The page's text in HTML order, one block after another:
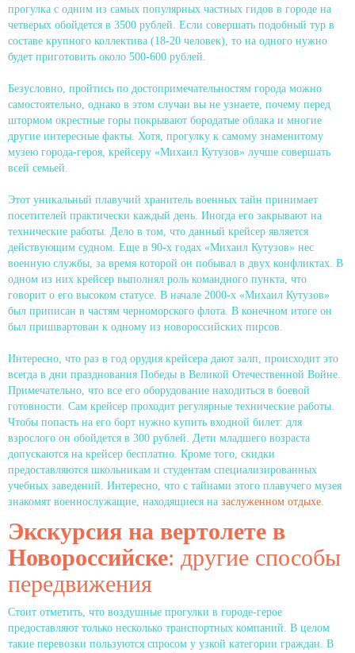
прогулка с одним из самых популярных частных гидов в городе на
четверых обойдется в 3500 рублей. Если совершать подобный тур в
составе крупного коллектива (18-20 человек), то на одного нужно
будет приготовить около 500-600 рублей.
Безусловно, пройтись по достопримечательностям города можно
самостоятельно, однако в этом случаи вы не узнаете, почему перед
штормом окрестные горы покрывают бородатые облака и многие
другие интересные факты. Хотя, прогулку к самому знаменитому
музею города-героя, крейсеру «Михаил Кутузов» лучше совершать
всей семьей.
Этот уникальный плавучий хранитель военных тайн принимает
посетителей практически каждый день. Иногда его закрывают на
технические работы. Дело в том, что данный крейсер является
действующим судном. Еще в 90-х годах «Михаил Кутузов» нес
военную службы, за время которой он побывал в двух конфликтах. В
одном из них крейсер выполнял роль командного пункта, что
говорит о его высоком статусе. В начале 2000-х «Михаил Кутузов»
был приписан в частям черноморского флота. В конечном итоге он
был пришвартован к одному из новороссийских пирсов.
Интересно, что раз в год орудия крейсера дают залп, происходит это
всегда в дни празднования Победы в Великой Отечественной Войне.
Примечательно, что все его оборудование находиться в боевой
готовности. Сам крейсер проходит регулярные технические работы.
Чтобы попасть на его борт нужно купить входной билет: для
взрослого он обойдется в 300 рублей. Дети младшего возраста
допускаются на крейсер бесплатно. Кроме того, скидки
предоставляются школьникам и студентам специализированных
учебных заведений. Интересно, что с тайнами этого плавучего музея
знакомят военнослужащие, находящиеся на заслуженном отдыхе.
Экскурсия на вертолете в
Новороссийске: другие способы
передвижения
Стоит отметить, что воздушные прогулки в городе-герое
предоставляют только несколько транспортных компаний. В целом
такие перевозки пользуются спросом у узкой категории граждан. В